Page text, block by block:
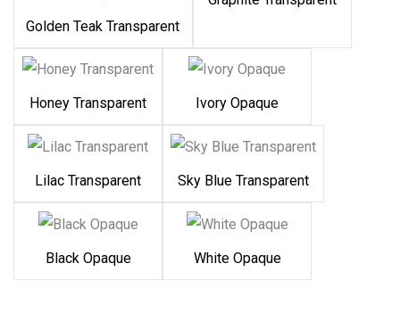
Golden Teak Transparent
Honey Transparent Ivory Opaque
Lilac Transparent Sky Blue Transparent
Black Opaque White Opaque